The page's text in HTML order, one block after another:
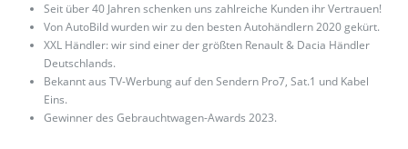
Seit über 40 Jahren schenken uns zahlreiche Kunden ihr Vertrauen!
Von AutoBild wurden wir zu den besten Autohändlern 2020 gekürt.
XXL Händler: wir sind einer der größten Renault & Dacia Händler
Deutschlands.
Bekannt aus TV-Werbung auf den Sendern Pro7, Sat.1 und Kabel
Eins.
Gewinner des Gebrauchtwagen-Awards 2023.